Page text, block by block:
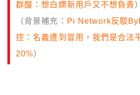
群酸：想白嫖新用戶又不想負責）
（背景補充： Pi Network反駁
控：名義遭到冒用，我們是合法
20%）